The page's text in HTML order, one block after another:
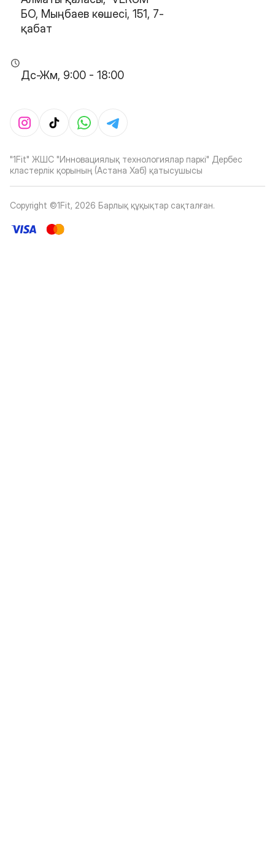
БО, Мыңбаев көшесі, 151, 7-
қабат
Дс-Жм, 9:00 - 18:00
"1Fit" ЖШС "Инновациялық технологиялар паркі" Дербес
кластерлік қорының (Астана Хаб) қатысушысы
Copyright ©1Fit, 2026 Барлық құқықтар сақталған.